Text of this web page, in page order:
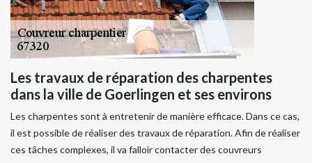
Les travaux de réparation des charpentes
dans la ville de Goerlingen et ses environs
Les charpentes sont à entretenir de manière efficace. Dans ce cas,
il est possible de réaliser des travaux de réparation. Afin de réaliser
ces tâches complexes, il va falloir contacter des couvreurs